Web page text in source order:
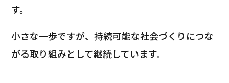
す。
小さな一歩ですが、持続可能な社会づくりにつな
がる取り組みとして継続しています。